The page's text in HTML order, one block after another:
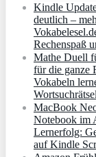
Kindle
deutlich –
Rechenspaß
Mathe Duell
für die ganze
Vokabeln
MacBook
Notebook im
Lernerfolg:
auf Kindle